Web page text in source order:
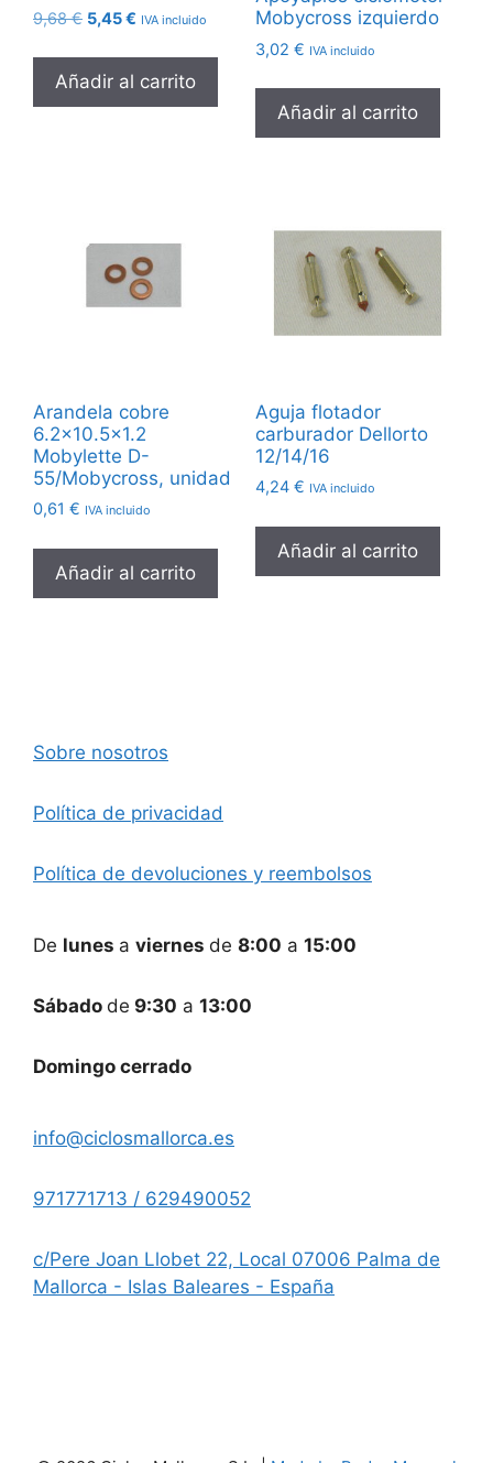
9,68€ El
original
era:
9,68 €.
5,45€ El
actual
es:
5,45 €.
IVA incluido
Añadir al carrito
Mobycross izquierdo
3,02 € IVA incluido
Añadir al carrito
Arandela cobre
6.2×10.5×1.2
Mobylette D-
55/Mobycross, unidad
0,61 € IVA incluido
Añadir al carrito
Aguja flotador
carburador Dellorto
12/14/16
4,24 € IVA incluido
Añadir al carrito
Sobre nosotros
Política de privacidad
Política de devoluciones y reembolsos
De lunes a viernes de 8:00 a 15:00
Sábado de 9:30 a 13:00
Domingo cerrado
info@ciclosmallorca.es
971771713 / 629490052
c/Pere Joan Llobet 22, Local 07006 Palma de
Mallorca - Islas Baleares - España